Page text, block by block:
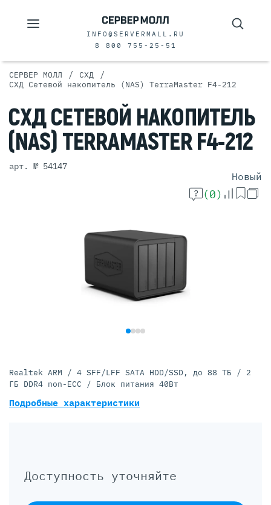
INFO@SERVERMALL.RU
8 800 755-25-51
СЕРВЕР МОЛЛ / СХД /
СХД Сетевой накопитель (NAS) TerraMaster F4-212
СХДСЕТЕВОЙ НАКОПИТЕЛЬ
(NAS) TERRAMASTERF4-212
арт. № 54147
Новый
(0)
Доступность уточняйте
Realtek ARM / 4 SFF/LFF SATA HDD/SSD, до 88 ТБ / 2
ГБ DDR4 non-ECC / Блок питания 40Вт
Подробные характеристики